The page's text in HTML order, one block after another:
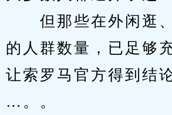
但那些在外闲逛、
的人群数量，已足够
让索罗马官方得到结论
…。。